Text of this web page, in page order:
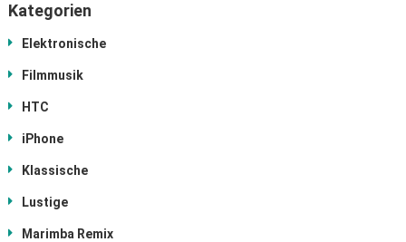
Kategorien
Elektronische
Filmmusik
HTC
iPhone
Klassische
Lustige
Marimba Remix